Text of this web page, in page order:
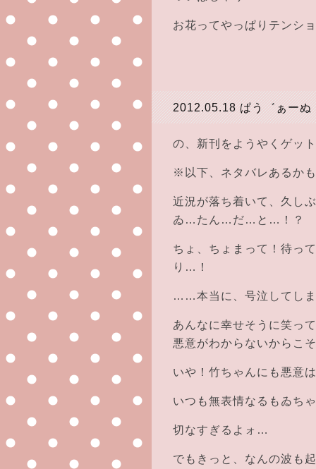
お花ってやっぱりテンシ
2012.05.18 ぱう゛ぁーぬ
の、新刊をようやくゲッ
※以下、ネタバレあるか
近況が落ち着いて、久し
ゐ…たん…だ…と…！？
ちょ、ちょまって！待っ
り…！
……本当に、号泣してし
あんなに幸せそうに笑っ
悪意がわからないからこ
いや！竹ちゃんにも悪意
いつも無表情なるもゐち
切なすぎるよォ…
でもきっと、なんの波も